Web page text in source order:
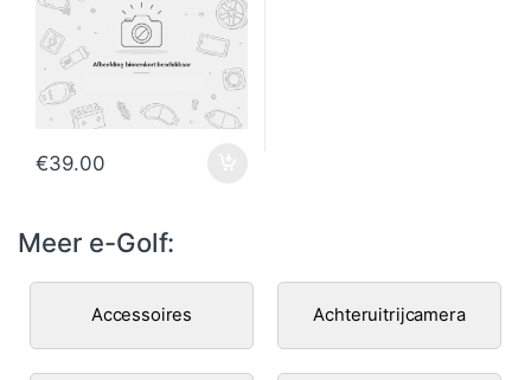
€39.00
Meer e-Golf:
Accessoires Achteruitrijcamera